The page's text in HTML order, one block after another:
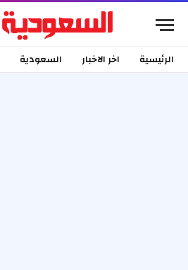
الرئيسية اخر الاخبار السعودية